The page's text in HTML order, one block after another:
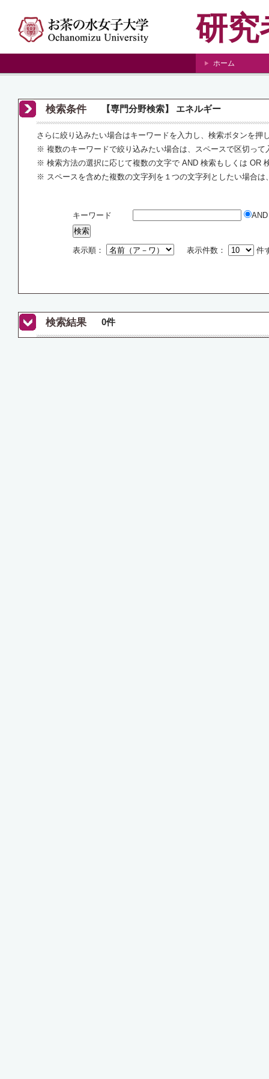
研究
ホーム
検索条件 【専門分野検索】 エネルギー
さらに絞り込みたい場合はキーワードを入力し、検索ボタンを
※ 複数のキーワードで絞り込みたい場合は、スペースで区切って
※ 検索方法の選択に応じて複数の文字で AND 検索もしくは OR
※ スペースを含めた複数の文字列を１つの文字列としたい場合
キーワード
表示順： 表示件数： 件
検索結果 0件